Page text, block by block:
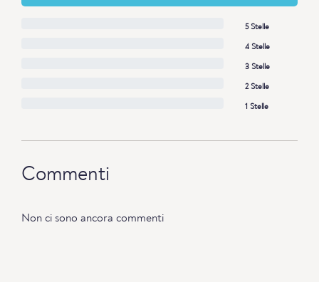
5 Stelle
4 Stelle
3 Stelle
2 Stelle
1 Stelle
Commenti
Non ci sono ancora commenti